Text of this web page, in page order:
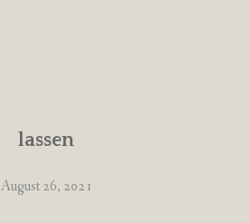
lassen
August 26, 2021